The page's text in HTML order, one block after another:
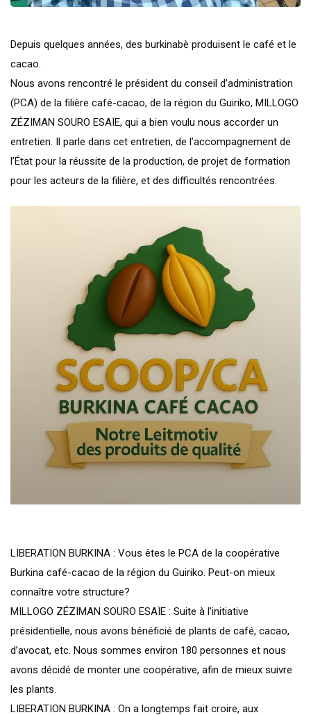
Depuis quelques années, des burkinabè produisent le café et le
cacao.
Nous avons rencontré le président du conseil d’administration
(PCA) de la filière café-cacao, de la région du Guiriko, MILLOGO
ZÉZIMAN SOURO ESAÏE, qui a bien voulu nous accorder un
entretien. Il parle dans cet entretien, de l’accompagnement de
l’État pour la réussite de la production, de projet de formation
pour les acteurs de la filière, et des difficultés rencontrées.
LIBERATION BURKINA : Vous êtes le PCA de la coopérative
Burkina café-cacao de la région du Guiriko. Peut-on mieux
connaître votre structure?
MILLOGO ZÉZIMAN SOURO ESAÏE : Suite à l’initiative
présidentielle, nous avons bénéficié de plants de café, cacao,
d’avocat, etc. Nous sommes environ 180 personnes et nous
avons décidé de monter une coopérative, afin de mieux suivre
les plants.
LIBERATION BURKINA : On a longtemps fait croire, aux